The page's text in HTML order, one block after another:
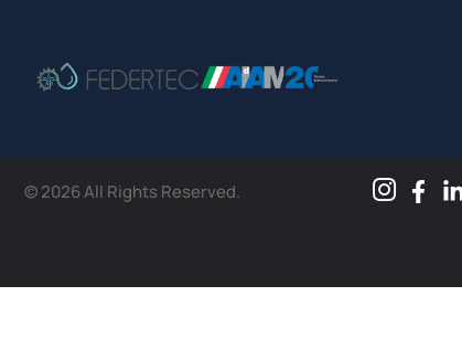
© 2026 All Rights Reserved.